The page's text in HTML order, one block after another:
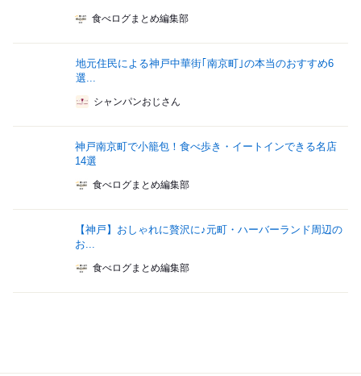
食べログまとめ編集部
地元住民による神戸中華街｢南京町｣の本当のおすすめ6
選...
シャンパンおじさん
神戸南京町で小籠包！食べ歩き・イートインできる名店
14選
食べログまとめ編集部
【神戸】おしゃれに贅沢に♪元町・ハーバーランド周辺の
お...
食べログまとめ編集部